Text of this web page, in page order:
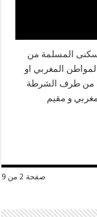
المسلمة من
المغربي او
من طرف الشرطة
و مقيم
صفحة 2 من 9